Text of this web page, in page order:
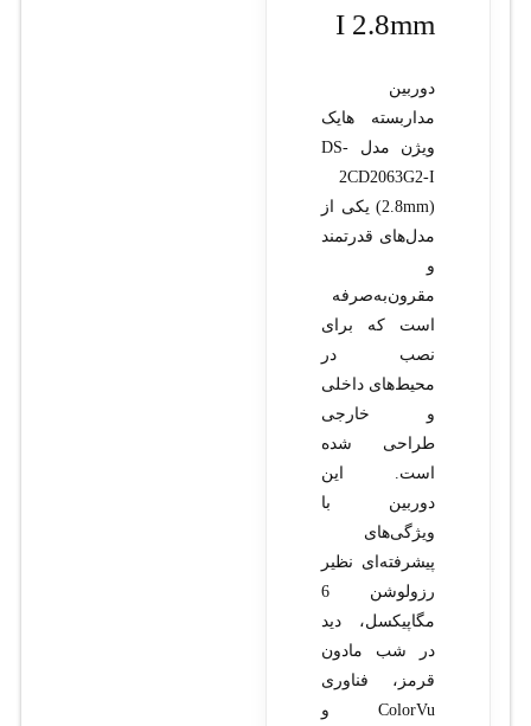
I 2.8mm
دوربین
مداربسته هایک
ویژن مدل DS-
2CD2063G2-I
(2.8mm) یکی از
مدل‌های قدرتمند
و
مقرون‌به‌صرفه
است که برای
نصب در
محیط‌های داخلی
و خارجی
طراحی شده
است. این
دوربین با
ویژگی‌های
پیشرفته‌ای نظیر
رزولوشن 6
مگاپیکسل، دید
در شب مادون
قرمز، فناوری
ColorVu و